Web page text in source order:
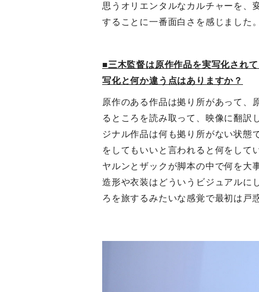
思うオリエンタルなカルチャーを、
することに一番面白さを感じました。
■三木監督は原作作品を実写化され
写化と何か違う点はありますか？
原作のある作品は拠り所があって、
るところを読み取って、映像に翻訳
ジナル作品は何も拠り所がない状態
をしてもいいと言われると何をして
ヤルンとザックが脚本の中で何を大
造形や衣装はどういうビジュアルに
ろを旅するみたいな感覚で最初は戸